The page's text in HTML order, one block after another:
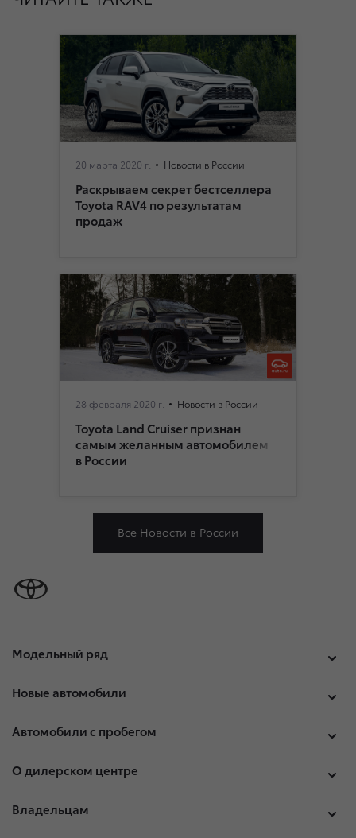
20 марта 2020 г. Новости в России
Раскрываем секрет бестселлера
Toyota RAV4 по результатам
продаж
28 февраля 2020 г. Новости в России
Toyota Land Cruiser признан
самым желанным автомобилем
в России
Все Новости в России
Модельный ряд
Новые автомобили
Автомобили с пробегом
О дилерском центре
Владельцам